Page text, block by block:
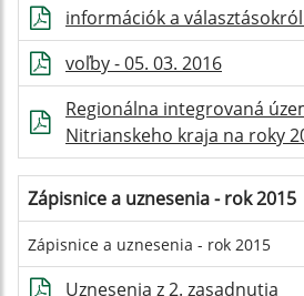
információk a választásokról
voľby - 05. 03. 2016
Regionálna integrovaná
Nitrianskeho kraja na roky
Zápisnice a uznesenia - rok 2015
Zápisnice a uznesenia - rok 2015
Uznesenia z 2. zasadnutia